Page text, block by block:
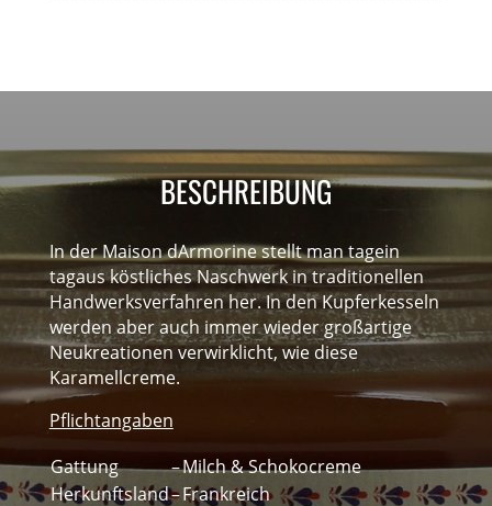
BESCHREIBUNG
In der Maison dArmorine stellt man tagein
tagaus köstliches Naschwerk in traditionellen
Handwerksverfahren her. In den Kupferkesseln
werden aber auch immer wieder großartige
Neukreationen verwirklicht, wie diese
Karamellcreme.
Pflichtangaben
Gattung
–Milch & Schokocreme
Herkunftsland–Frankreich